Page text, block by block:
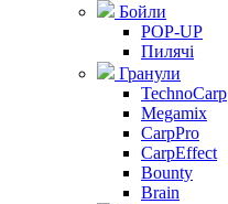
Бойли
POP-UP
Пилячі
Гранули
TechnoCarp
Megamix
CarpPro
CarpEffect
Bounty
Brain